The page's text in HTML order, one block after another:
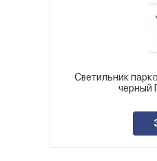
Светильник
черный